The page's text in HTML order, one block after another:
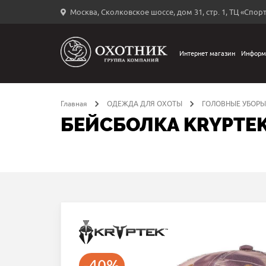
Москва, Сколковское шоссе, дом 31, стр. 1, ТЦ
←
Интернет магазин
Главная ОДЕЖДА ДЛЯ ОХОТЫ ГОЛОВНЫЕ УБОРЫ
БЕЙСБОЛКА KRYPTEK